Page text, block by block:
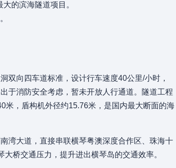
的滨海隧道项目。
双向四车道标准，设计行车速度40公里/小时，
于消防安全考虑，暂未开放人行通道。隧道工程
米，盾构机外径约15.76米，是国内最大断面的海
湾大道，直接串联横琴粤澳深度合作区、珠海十
桥交通压力，提升进出横琴岛的交通效率。